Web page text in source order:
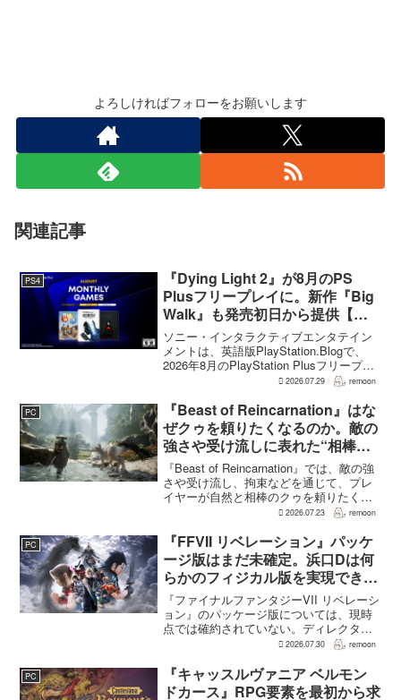
よろしければフォローをお願いします
関連記事
PS4
『Dying Light 2』が8月のPS
Plusフリープレイに。新作『Big
Walk』も発売初日から提供【海
外発表】
ソニー・インタラクティブエンタテイン
メントは、英語版PlayStation.Blogで、
2026年8月のPlayStation Plusフリープレ
イとして『Dying Light 2 Stay Human:
2026.07.29 remoon
PC
『Beast of Reincarnation』はな
ぜクゥを頼りたくなるのか。敵の
強さや受け流しに表れた“相棒と
の共闘”設計
『Beast of Reincarnation』では、敵の強
さや受け流し、拘束などを通じて、プレ
イヤーが自然と相棒のクゥを頼りたくな
る戦闘が設計されている。そうした設計
ナリオライターを務めるゲームフリー
ク...
2026.07.23 remoon
PC
『FFVII リベレーション』パッケ
ージ版はまだ未確定。浜口Dは何
らかのフィジカル版を実現できる
よう調整中
『ファイナルファンタジーVII リベレーシ
ョン』のパッケージ版については、現時
点では確約されていない。ディレクター
の浜口直樹氏によると、具体的な商品ラ
フィジカル版を実現できるよう調整を進
めているという。G...
2026.07.30 remoon
PC
『キャッスルヴァニア ベルモン
ドカース』RPG要素を最初から求